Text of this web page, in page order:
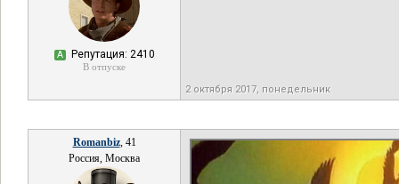
А Репутация: 2410
В отпуске
2 октября 2017, понедельник
Romanbiz, 41
Россия, Москва